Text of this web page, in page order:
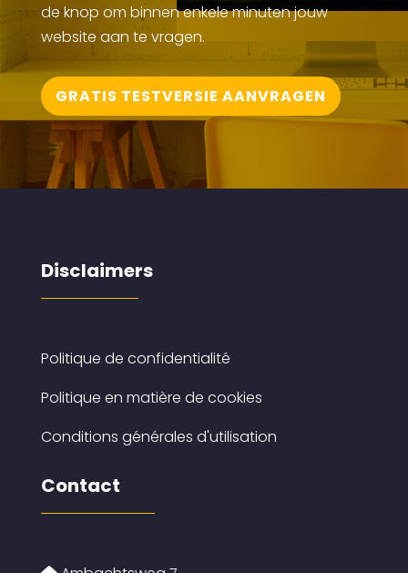
de knop om binnen enkele minuten jouw
website aan te vragen.
GRATIS TESTVERSIE AANVRAGEN
Disclaimers
Politique de confidentialité
Politique en matière de cookies
Conditions générales d'utilisation
Contact